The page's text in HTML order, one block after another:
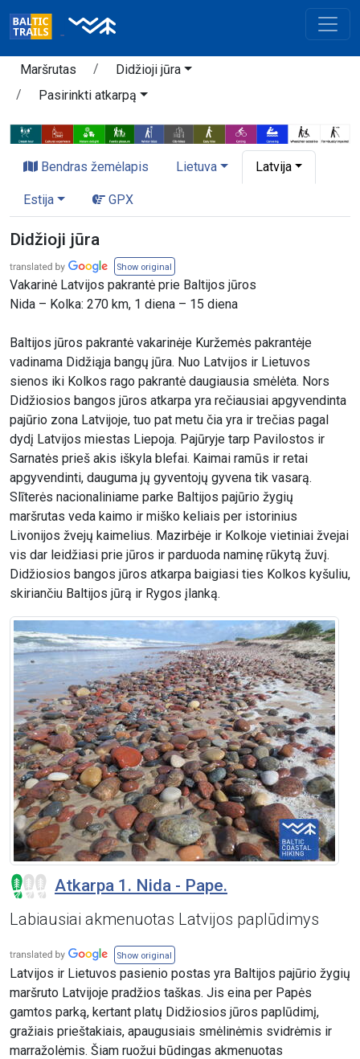
Maršrutas
Didžioji jūra
Pasirinkti atkarpą
Bendras žemėlapis Lietuva Latvija
Estija GPX
Didžioji jūra
Show original
Vakarinė Latvijos pakrantė prie Baltijos jūros
Nida – Kolka: 270 km, 1 diena – 15 diena
Baltijos jūros pakrantė vakarinėje Kuržemės pakrantėje
vadinama Didžiąja bangų jūra. Nuo Latvijos ir Lietuvos
sienos iki Kolkos rago pakrantė daugiausia smėlėta. Nors
Didžiosios bangos jūros atkarpa yra rečiausiai apgyvendinta
pajūrio zona Latvijoje, tuo pat metu čia yra ir trečias pagal
dydį Latvijos miestas Liepoja. Pajūryje tarp Pavilostos ir
Sarnatės prieš akis iškyla blefai. Kaimai ramūs ir retai
apgyvendinti, dauguma jų gyventojų gyvena tik vasarą.
Slīterės nacionaliniame parke Baltijos pajūrio žygių
maršrutas veda kaimo ir miško keliais per istorinius
Livonijos žvejų kaimelius. Mazirbėje ir Kolkoje vietiniai žvejai
vis dar leidžiasi prie jūros ir parduoda naminę rūkytą žuvį.
Didžiosios bangos jūros atkarpa baigiasi ties Kolkos kyšuliu,
skiriančiu Baltijos jūrą ir Rygos įlanką.
Atkarpa 1. Nida - Pape.
Labiausiai akmenuotas Latvijos paplūdimys
Show original
Latvijos ir Lietuvos pasienio postas yra Baltijos pajūrio žygių
maršruto Latvijoje pradžios taškas. Jis eina per Papės
gamtos parką, kertant platų Didžiosios jūros paplūdimį,
gražiais prieštakiais, apaugusiais smėlinėmis svidrėmis ir
marražolėmis. Šiam ruožui būdingas akmenuotas